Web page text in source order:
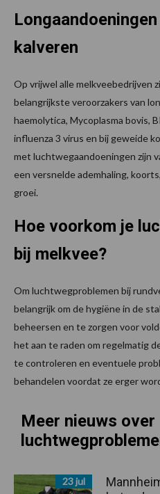
kalveren
Op vrijwel alle melkveebedrijven
belangrijkste veroorzakers van
haemolytica, Mycoplasma bovis,
influenza 3 virus en bij geweide
met luchtwegaandoeningen zijn
een versnelde ademhaling,
groei.
Hoe voorkom je
bij melkvee?
Om luchtwegproblemen bij
belangrijk om de hygiëne in de
beheersen en te zorgen voor
het aan te raden om regelmatig
te controleren en eventuele
behandelen voordat ze erger
Meer nieuws over
23 jul